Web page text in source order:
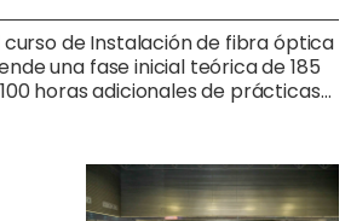
de Instalación de fibra óptica
una fase inicial teórica de 185
horas adicionales de prácticas